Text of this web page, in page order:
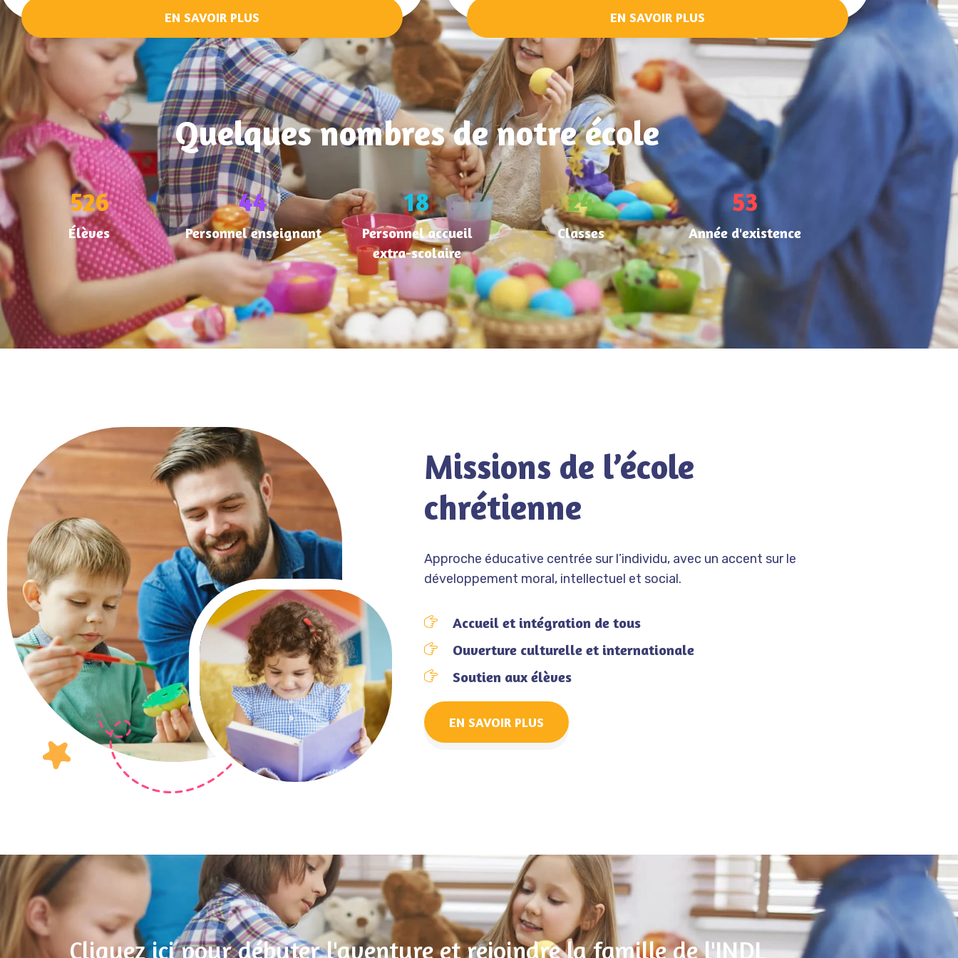
EN SAVOIR PLUS EN SAVOIR PLUS
Quelques nombres de notre école
730
Élèves
60
Personnel enseignant
25
Personnel accueil
extra-scolaire
34
Classes
73
Année d'existence
Missions de l’école
chrétienne
Approche éducative centrée sur l’individu, avec un accent sur le
développement moral, intellectuel et social.
Accueil et intégration de tous
Ouverture culturelle et internationale
Soutien aux élèves
EN SAVOIR PLUS
Cliquez ici pour débuter l'aventure et rejoindre la famille de l'INDL